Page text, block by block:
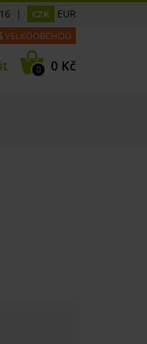
| CZK EUR
VELKOOBCHOD
0 0 Kč